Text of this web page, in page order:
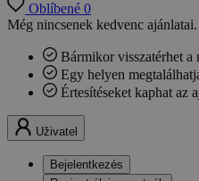
Oblíbené 0
Még nincsenek kedvenc ajánlatai.
Bármikor visszatérhet a
Egy helyen
Értesítéseket kaphat az
Uživatel
Bejelentkezés